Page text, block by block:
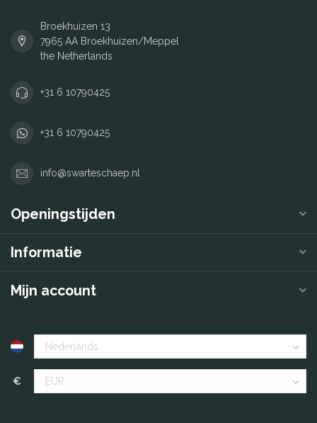
Broekhuizen 13
7965 AA Broekhuizen/Meppel
the Netherlands
+31 6 10790425
+31 6 10790425
info@swarteschaep.nl
Openingstijden
Informatie
Mijn account
€